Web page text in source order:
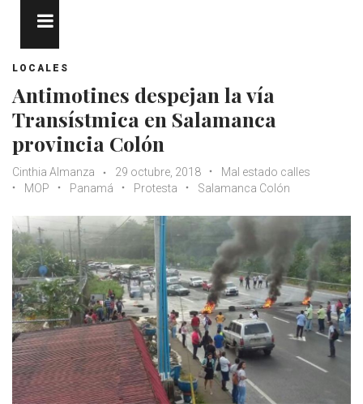
LOCALES
Antimotines despejan la vía
Transístmica en Salamanca
provincia Colón
Cinthia Almanza 29 octubre, 2018
Mal estado calles
MOP
Panamá Protesta Salamanca Colón